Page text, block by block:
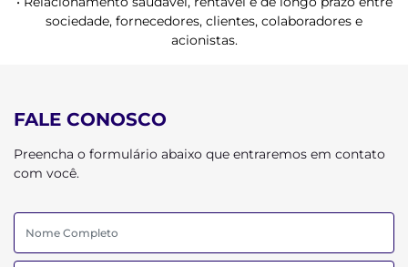
sociedade, fornecedores, clientes, colaboradores e
acionistas.
FALE CONOSCO
Preencha o formulário abaixo que entraremos em contato
com você.